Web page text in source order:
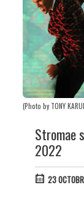
(Photo by TONY
Stromae
2022
23